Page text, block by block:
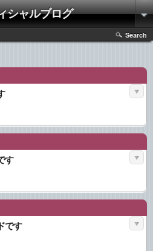
シャルブログ
Search
す
です